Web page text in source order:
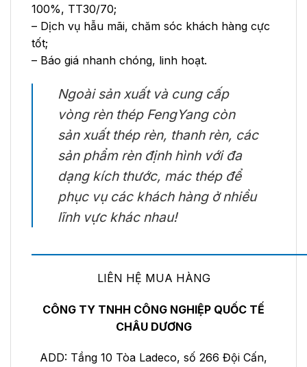
100%, TT30/70;
– Dịch vụ hẫu mãi, chăm sóc khách hàng cực
tốt;
– Báo giá nhanh chóng, linh hoạt.
Ngoài sản xuất và cung cấp
vòng rèn thép FengYang còn
sản xuất thép rèn, thanh rèn, các
sản phẩm rèn định hình với đa
dạng kích thước, mác thép để
phục vụ các khách hàng ở nhiều
lĩnh vực khác nhau!
LIÊN HỆ MUA HÀNG
CÔNG TY TNHH CÔNG NGHIỆP QUỐC TẾ
CHÂU DƯƠNG
ADD: Tầng 10 Tòa Ladeco, số 266 Đội Cấn,